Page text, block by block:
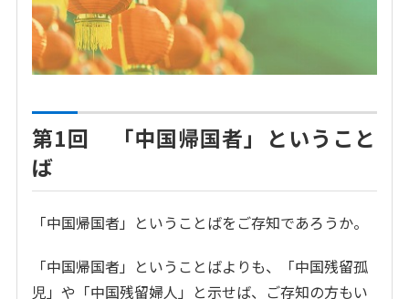
第1回 「中国帰国者」ということ
ば
「中国帰国者」ということばをご存知であろうか。
「中国帰国者」ということばよりも、「中国残留孤
児」や「中国残留婦人」と示せば、ご存知の方もい